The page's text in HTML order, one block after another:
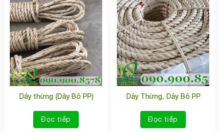
Dây thừng (Dây Bô PP)
Đọc tiếp
Dây Thừng, Dây Bô PP
Đọc tiếp